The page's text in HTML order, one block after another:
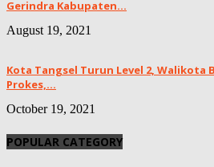
Gerindra Kabupaten...
August 19, 2021
Kota Tangsel Turun Level 2, Walikota
Prokes,...
October 19, 2021
POPULAR CATEGORY